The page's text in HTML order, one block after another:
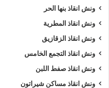
ونش انقاذ بنها الحر
ونش انقاذ المطرية
ونش انقاذ الزقازيق
ونش انقاذ التجمع الخامس
ونش انقاذ صفط اللبن
ونش انقاذ مساكن شيراتون